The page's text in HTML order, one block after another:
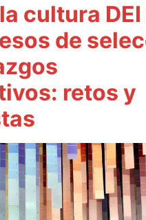
cultura DEI
de
retos y